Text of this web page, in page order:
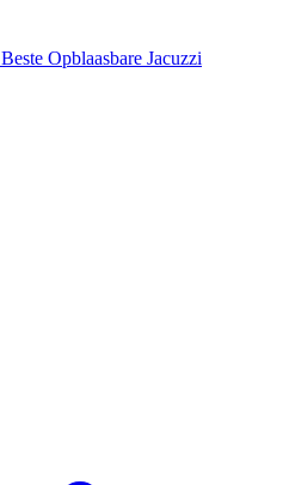
Beste Opblaasbare Jacuzzi